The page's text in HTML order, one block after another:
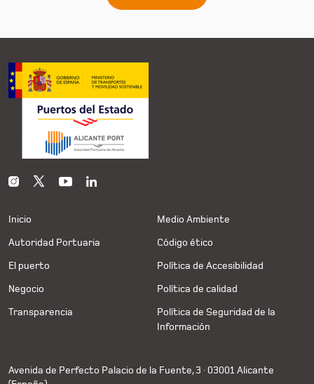
Inicio
Autoridad Portuaria
El puerto
Negocio
Transparencia
Medio Ambiente
Código ético
Política de Accesibilidad
Política de calidad
Política de Seguridad de la
Información
Avenida de Perfecto Palacio de la Fuente, 3 · 03001 Alicante